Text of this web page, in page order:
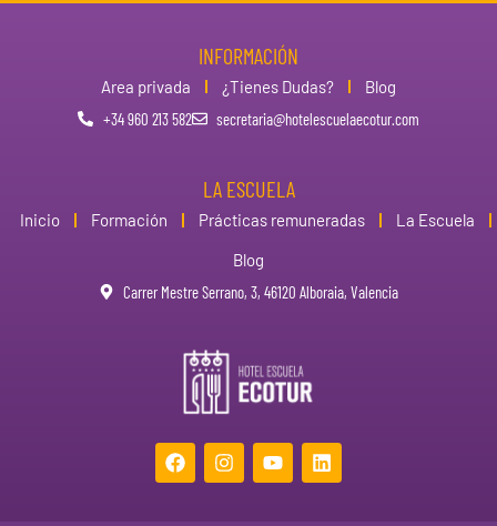
INFORMACIÓN
Area privada ¿Tienes Dudas?
Blog
+34 960 213 582
secretaria@hotelescuelaecotur.com
LA ESCUELA
Inicio Formación Prácticas remuneradas
La Escuela
Blog
Carrer Mestre Serrano, 3, 46120 Alboraia, Valencia